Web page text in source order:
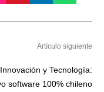
Artículo siguiente
Innovación y Tecnología:
software 100% chileno